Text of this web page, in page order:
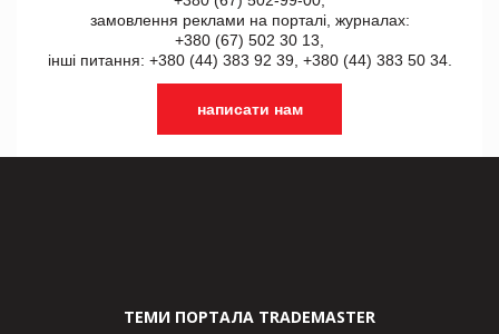
замовлення реклами на порталі, журналах:
+380 (67) 502 30 13,
інші питання: +380 (44) 383 92 39, +380 (44) 383 50 34.
написати нам
ТЕМИ ПОРТАЛА TRADEMASTER